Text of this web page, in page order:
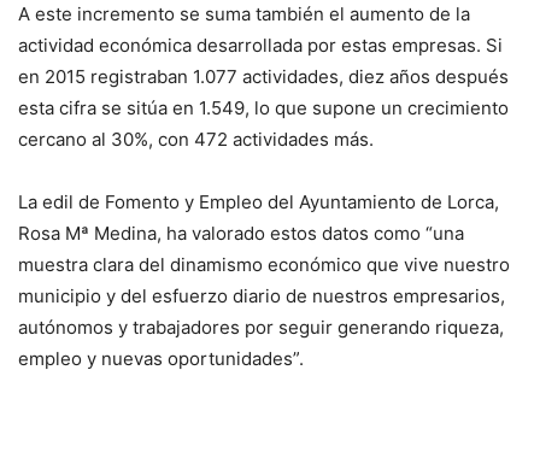
A este incremento se suma también el aumento de la
actividad económica desarrollada por estas empresas. Si
en 2015 registraban 1.077 actividades, diez años después
esta cifra se sitúa en 1.549, lo que supone un crecimiento
cercano al 30%, con 472 actividades más.
La edil de Fomento y Empleo del Ayuntamiento de Lorca,
Rosa Mª Medina, ha valorado estos datos como “una
muestra clara del dinamismo económico que vive nuestro
municipio y del esfuerzo diario de nuestros empresarios,
autónomos y trabajadores por seguir generando riqueza,
empleo y nuevas oportunidades”.